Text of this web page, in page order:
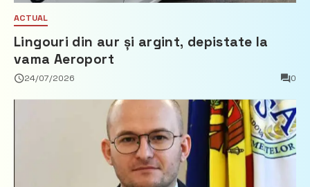
ACTUAL
Lingouri din aur și argint, depistate la
vama Aeroport
24/07/2026 0